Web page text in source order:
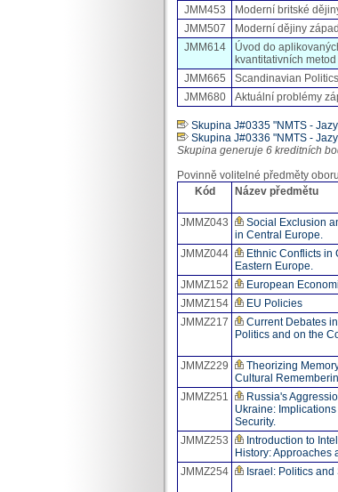
JMM453
Moderní britské
JMM507
Moderní dějiny
JMM614
Úvod do
kvantitativních metod
JMM665 Scandinavian
JMM680
Aktuální problémy
Skupina J#0335 "NMTS -
Skupina J#0336 "NMTS -
Skupina generuje 6 kreditních
Povinně volitelné předměty
Kód
Název předmětu
JMMZ043
Social Exclusion
in Central Europe.
JMMZ044
Ethnic Conflicts in
Eastern Europe.
JMMZ152 European
JMMZ154
EU Policies
JMMZ217
Current Debates
Politics and on the
JMMZ229
Theorizing
Cultural
JMMZ251
Russia's
Ukraine:
Security.
JMMZ253
Introduction to
History: Approaches
JMMZ254 Israel: Politics and